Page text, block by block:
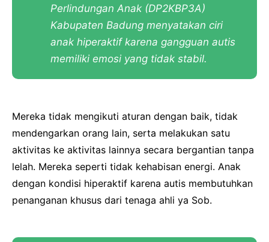
Perlindungan Anak (DP2KBP3A)
Kabupaten Badung menyatakan ciri
anak hiperaktif karena gangguan autis
memiliki emosi yang tidak stabil.
Mereka tidak mengikuti aturan dengan baik, tidak
mendengarkan orang lain, serta melakukan satu
aktivitas ke aktivitas lainnya secara bergantian tanpa
lelah. Mereka seperti tidak kehabisan energi. Anak
dengan kondisi hiperaktif karena autis membutuhkan
penanganan khusus dari tenaga ahli ya Sob.